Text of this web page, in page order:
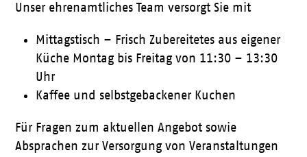
Unser ehrenamtliches Team versorgt Sie mit
Mittagstisch – Frisch Zubereitetes aus eigener
Küche Montag bis Freitag von 11:30 – 13:30
Uhr
Kaffee und selbstgebackener Kuchen
Für Fragen zum aktuellen Angebot sowie
Absprachen zur Versorgung von Veranstaltungen